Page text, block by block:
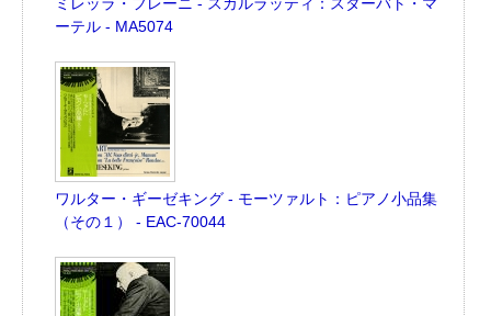
ーテル - MA5074
ワルター・ギーゼキング - モーツァルト：ピアノ小品集
（その１） - EAC-70044